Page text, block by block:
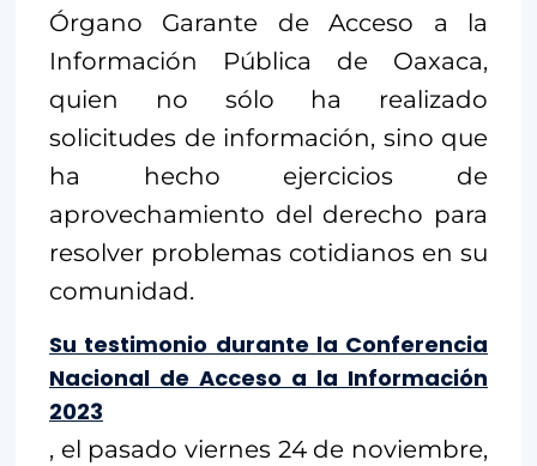
Órgano Garante de Acceso a la
Información Pública de Oaxaca,
quien no sólo ha realizado
solicitudes de información, sino que
ha hecho ejercicios de
aprovechamiento del derecho para
resolver problemas cotidianos en su
comunidad.
Su testimonio durante la Conferencia
Nacional de Acceso a la Información
2023
, el pasado viernes 24 de noviembre,